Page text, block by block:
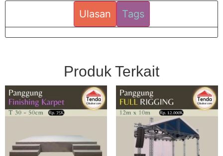
Ulasan Tags
Produk Terkait